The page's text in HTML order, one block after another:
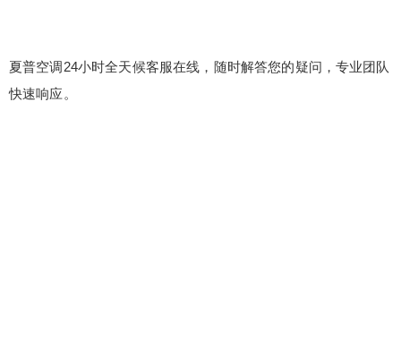
夏普空调24小时全天候客服在线，随时解答您的疑问，专业团队
快速响应。